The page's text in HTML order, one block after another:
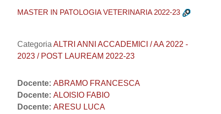
MASTER IN PATOLOGIA VETERINARIA 2022-23
Categoria ALTRI ANNI ACCADEMICI / AA 2022 -
2023 / POST LAUREAM 2022-23
Docente: ABRAMO FRANCESCA
Docente: ALOISIO FABIO
Docente: ARESU LUCA